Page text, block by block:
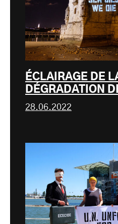
ÉCLAIRAGE DE
DÉGRADATION
28.06.2022